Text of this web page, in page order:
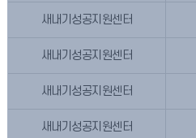
새내기성공지원센터
새내기성공지원센터
새내기성공지원센터
새내기성공지원센터